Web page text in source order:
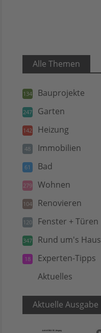
Alle Themen
134 Bauprojekte
247 Garten
142 Heizung
48 Immobilien
61 Bad
279 Wohnen
104 Renovieren
120 Fenster + Türen
347 Rund um's Haus
18 Experten-Tipps
Aktuelles
Aktuelle Ausgabe